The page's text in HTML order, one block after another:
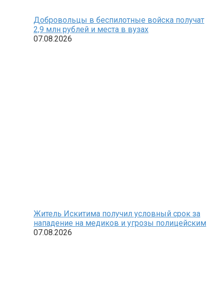
Добровольцы в беспилотные войска получат
2,9 млн рублей и места в вузах
07.08.2026
Житель Искитима получил условный срок за
нападение на медиков и угрозы полицейским
07.08.2026